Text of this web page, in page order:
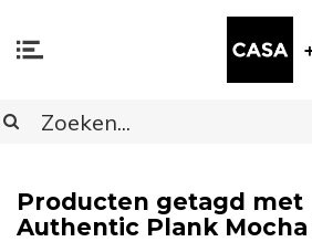
Producten getagd met
Authentic Plank Mocha